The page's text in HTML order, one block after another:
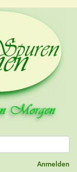
Anmelden